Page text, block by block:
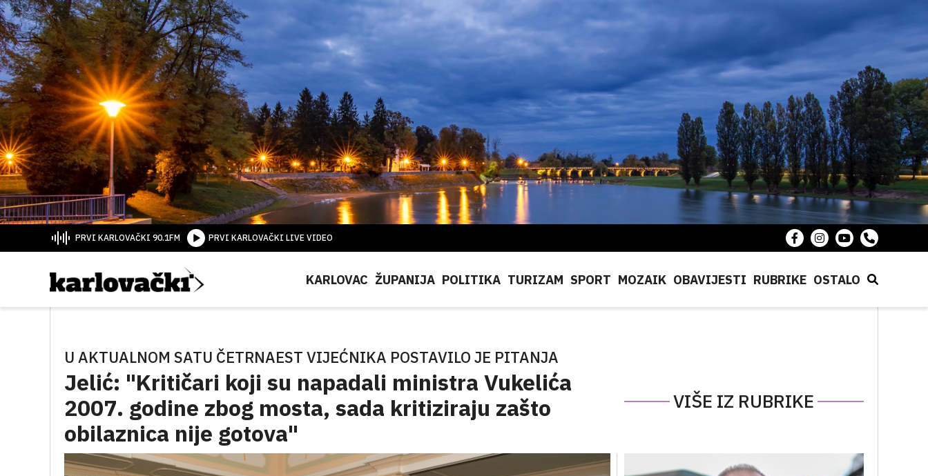
PRVI KARLOVAČKI 90.1FM PRVI KARLOVAČKI LIVE VIDEO
KARLOVAC ŽUPANIJA POLITIKA TURIZAM SPORT MOZAIK OBAVIJESTI RUBRIKE OSTALO
U AKTUALNOM SATU ČETRNAEST VIJEĆNIKA POSTAVILO JE PITANJA
Jelić: "Kritičari koji su napadali ministra Vukelića
2007. godine zbog mosta, sada kritiziraju zašto
obilaznica nije gotova"
VIŠE IZ RUBRIKE